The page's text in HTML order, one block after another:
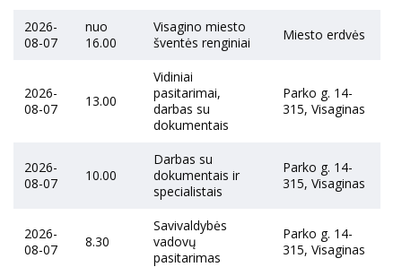
2026-
08-07
nuo
16.00
Visagino miesto
šventės renginiai
Miesto erdvės
2026-
08-07
13.00
Vidiniai
pasitarimai,
darbas su
dokumentais
Parko g. 14-
315, Visaginas
2026-
08-07
10.00
Darbas su
dokumentais ir
specialistais
Parko g. 14-
315, Visaginas
2026-
08-07
8.30
Savivaldybės
vadovų
pasitarimas
Parko g. 14-
315, Visaginas